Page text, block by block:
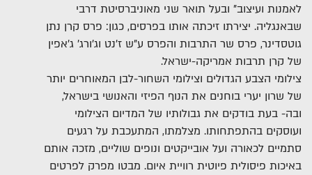
לאמנות ועיצוב" ובעל תואר שני מאוניברסיטת דרבי
שבאנגליה. יצירתו זיכתה אותו בפרסים, כגון: פרס קרן נתן
גוטסדינר, פרס שר התרבות והפרס ע"ש ז'נט וג'ורג' ג'אפין
של קרן תרבות אמריקה-ישראל.
צילומי הצבע הגדולים וצילומי השחור-לבן המאוחרים יותר
של שרון יערי בוחנים את הנוף הפיזי והאנושי בישראל,
ובה- בעת בודקים את גבולותיו של המדיום הצילומי
ועוסקים בהתפתחותו. מצלמתו, המתעכבת על רגעים
סתמיים לכאורה ועל אובייקטים ונופים שוליים, מזכה אותם
באיכות פיסולית פיוטית רוויית איום. מבטו מפרק לפרטים